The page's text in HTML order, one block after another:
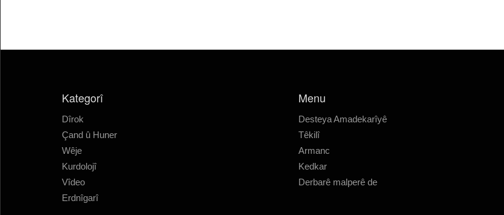
Kategorî
Dîrok
Çand û Huner
Wêje
Kurdolojî
Vîdeo
Erdnîgarî
Menu
Desteya Amadekarîyê
Têkilî
Armanc
Kedkar
Derbarê malperê de